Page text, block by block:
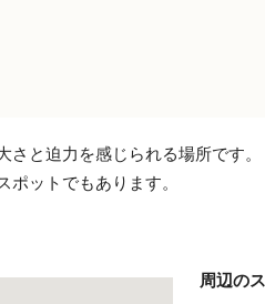
と迫力を感じられる場所です。
ットでもあります。
周辺の